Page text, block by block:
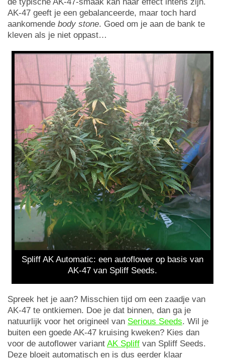
de typische AK-47-smaak kan haar effect intens zijn.
AK-47 geeft je een gebalanceerde, maar toch hard
aankomende body stone. Goed om je aan de bank te
kleven als je niet oppast…
Spliff AK Automatic: een autoflower op basis van
AK-47 van Spliff Seeds.
Spreek het je aan? Misschien tijd om een zaadje van
AK-47 te ontkiemen. Doe je dat binnen, dan ga je
natuurlijk voor het origineel van Serious Seeds. Wil je
buiten een goede AK-47 kruising kweken? Kies dan
voor de autoflower variant AK Spliff van Spliff Seeds.
Deze bloeit automatisch en is dus eerder klaar